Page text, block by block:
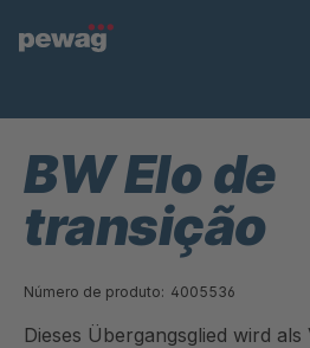
BW Elo de
transição
Número de produto: 4005536
Dieses Übergangsglied wird als